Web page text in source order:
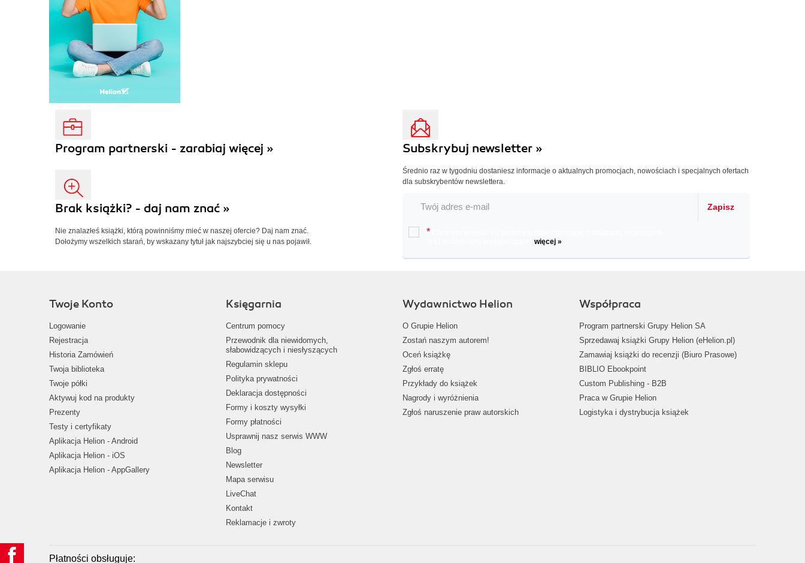
Program partnerski - zarabiaj więcej »
Brak książki? - daj nam znać »
Nie znalazłeś książki, którą powinniśmy mieć w naszej ofercie? Daj nam znać.
Dołożymy wszelkich starań, by wskazany tytuł jak najszybciej się u nas pojawił.
Subskrybuj newsletter »
Średnio raz w tygodniu dostaniesz informacje o aktualnych promocjach, nowościach i specjalnych ofertach
dla subskrybentów newslettera.
Zapisz
*
więcej »
Twoje Konto
Logowanie
Rejestracja
Historia Zamówień
Twoja biblioteka
Twoje półki
Aktywuj kod na produkty
Prezenty
Testy i certyfikaty
Aplikacja Helion - Android
Aplikacja Helion - iOS
Aplikacja Helion - AppGallery
Księgarnia
Centrum pomocy
Przewodnik dla niewidomych,
słabowidzących i niesłyszących
Regulamin sklepu
Polityka prywatności
Deklaracja dostępności
Formy i koszty wysyłki
Formy płatności
Usprawnij nasz serwis WWW
Blog
Newsletter
Mapa serwisu
LiveChat
Kontakt
Reklamacje i zwroty
Wydawnictwo Helion
O Grupie Helion
Zostań naszym autorem!
Oceń książkę
Zgłoś erratę
Przykłady do książek
Nagrody i wyróżnienia
Zgłoś naruszenie praw autorskich
Współpraca
Program partnerski Grupy Helion SA
Sprzedawaj książki Grupy Helion (eHelion.pl)
Zamawiaj książki do recenzji (Biuro Prasowe)
BIBLIO Ebookpoint
Custom Publishing - B2B
Praca w Grupie Helion
Logistyka i dystrybucja książek
Płatności obsługuje: